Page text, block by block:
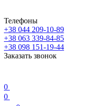
Телефоны
+38 044 209-10-89
+38 063 339-84-85
+38 098 151-19-44
Заказать звонок
0
0